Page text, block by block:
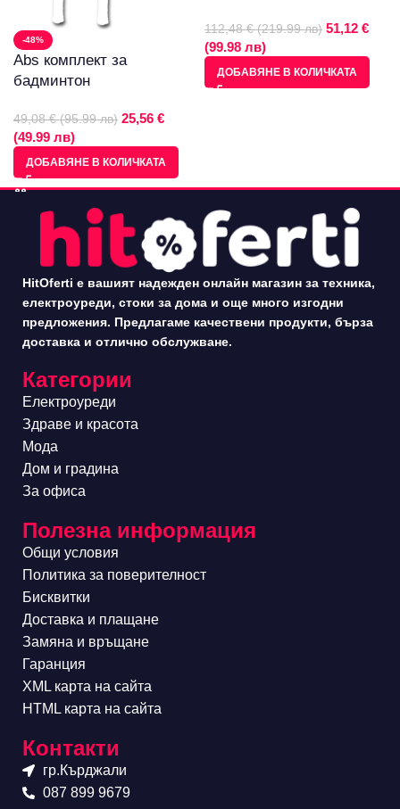
-48%
Abs комплект за
бадминтон
49,08 € (95.99 лв) 25,56 €
(49.99 лв)
ДОБАВЯНЕ В КОЛИЧКАТА
112,48 € (219.99 лв) 51,12 €
(99.98 лв)
ДОБАВЯНЕ В КОЛИЧКАТА
HitOferti е вашият надежден онлайн магазин за техника,
електроуреди, стоки за дома и още много изгодни
предложения. Предлагаме качествени продукти, бърза
доставка и отлично обслужване.
Категории
Електроуреди
Здраве и красота
Мода
Дом и градина
За офиса
Полезна информация
Общи условия
Политика за поверителност
Бисквитки
Доставка и плащане
Замяна и връщане
Гаранция
XML карта на сайта
HTML карта на сайта
Контакти
гр.Кърджали
087 899 9679